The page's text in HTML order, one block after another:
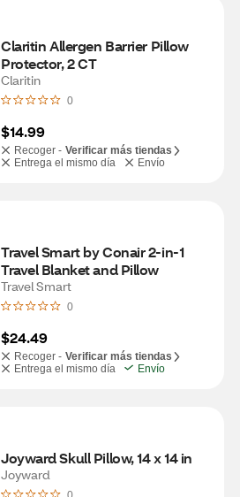
Claritin Allergen Barrier Pillow
Protector, 2 CT
Claritin
0
$14.99
Recoger - Verificar más tiendas
Entrega el mismo día
Envío
Travel Smart by Conair 2-in-1
Travel Blanket and Pillow
Travel Smart
0
$24.49
Recoger - Verificar más tiendas
Entrega el mismo día
Envío
Joyward Skull Pillow, 14 x 14 in
Joyward